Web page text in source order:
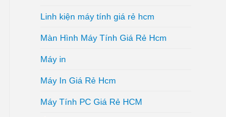
Linh kiện máy tính giá rẻ hcm
Màn Hình Máy Tính Giá Rẻ Hcm
Máy in
Máy In Giá Rẻ Hcm
Máy Tính PC Giá Rẻ HCM